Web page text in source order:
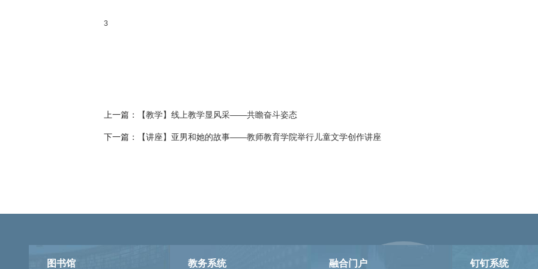
3
上一篇： 【教学】线上教学显风采——共瞻奋斗姿态
下一篇： 【讲座】亚男和她的故事——教师教育学院举行儿童文学创作讲座
图书馆 教务系统 融合门户 钉钉系统